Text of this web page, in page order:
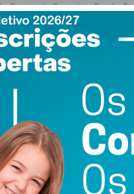
Paços de Ferreira, Paulo
Almeida.
agora eleito destacou a
promoção do
mais de 320.000
do Ambiente e
da Modernização
e do Património,
e externo, alicerçada
e com os atores sociais,
no Plano de